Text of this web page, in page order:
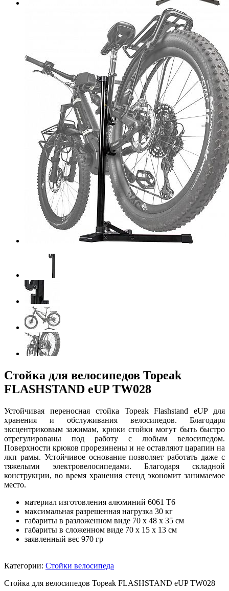
Стойка для велосипедов Topeak
FLASHSTAND eUP TW028
Устойчивая переносная стойка Topeak Flashstand eUP для
хранения и обслуживания велосипедов. Благодаря
эксцентриковым зажимам, крюки стойки могут быть быстро
отрегулированы под работу с любым велосипедом.
Поверхности крюков прорезинены и не оставляют царапин на
лкп рамы. Устойчивое основание позволяет работать даже с
тяжелыми электровелосипедами. Благодаря складной
конструкции, во время хранения стенд экономит занимаемое
место.
материал изготовления алюминий 6061 Т6
максимальная разрешенная нагрузка 30 кг
габариты в разложенном виде 70 х 48 х 35 см
габариты в сложенном виде 70 х 15 х 13 см
заявленный вес 970 гр
Категории: Стойки велосипеда
Стойка для велосипедов Topeak FLASHSTAND eUP TW028